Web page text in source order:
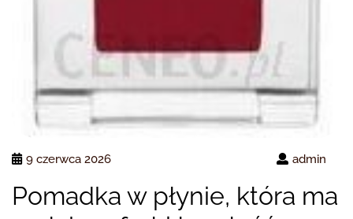
9 czerwca 2026 admin
Pomadka w płynie, która ma